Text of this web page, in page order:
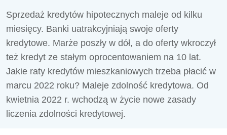
Sprzedaż kredytów hipotecznych maleje od kilku
miesięcy. Banki uatrakcyjniają swoje oferty
kredytowe. Marże poszły w dół, a do oferty wkroczył
też kredyt ze stałym oprocentowaniem na 10 lat.
Jakie raty kredytów mieszkaniowych trzeba płacić w
marcu 2022 roku? Maleje zdolność kredytowa. Od
kwietnia 2022 r. wchodzą w życie nowe zasady
liczenia zdolności kredytowej.